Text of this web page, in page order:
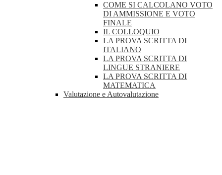
COME SI CALCOLANO VOTO
DI AMMISSIONE E VOTO
FINALE
IL COLLOQUIO
LA PROVA SCRITTA DI
ITALIANO
LA PROVA SCRITTA DI
LINGUE STRANIERE
LA PROVA SCRITTA DI
MATEMATICA
Valutazione e Autovalutazione